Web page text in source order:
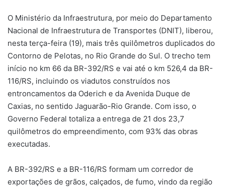
O Ministério da Infraestrutura, por meio do Departamento
Nacional de Infraestrutura de Transportes (DNIT), liberou,
nesta terça-feira (19), mais três quilômetros duplicados do
Contorno de Pelotas, no Rio Grande do Sul. O trecho tem
início no km 66 da BR-392/RS e vai até o km 526,4 da BR-
116/RS, incluindo os viadutos construídos nos
entroncamentos da Oderich e da Avenida Duque de
Caxias, no sentido Jaguarão-Rio Grande. Com isso, o
Governo Federal totaliza a entrega de 21 dos 23,7
quilômetros do empreendimento, com 93% das obras
executadas.
A BR-392/RS e a BR-116/RS formam um corredor de
exportações de grãos, calçados, de fumo, vindo da região